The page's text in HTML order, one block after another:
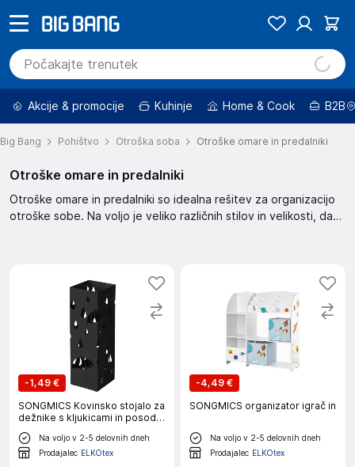
Akcije & promocije Kuhinje Home & Cook B2B
Big Bang Pohištvo Otroška soba Otroške omare in predalniki
Otroške omare in predalniki
Otroške omare in predalniki so idealna rešitev za organizacijo
otroške sobe. Na voljo je veliko različnih stilov in velikosti, da
-1,49 €
SONGMICS Kovinsko stojalo za
dežnike s kljukicami in posodo
za kapljice LUC49B
Na voljo v 2-5 delovnih dneh
Prodajalec ELKOtex
-4,49 €
SONGMICS organizator igrač in
Na voljo v 2-5 delovnih dneh
Prodajalec ELKOtex